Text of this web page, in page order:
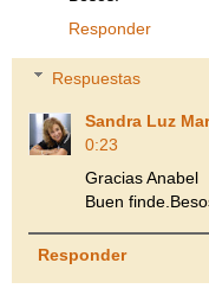
Responder
Respuestas
Sandra Luz
0:23
Gracias Anabel
Buen
Responder